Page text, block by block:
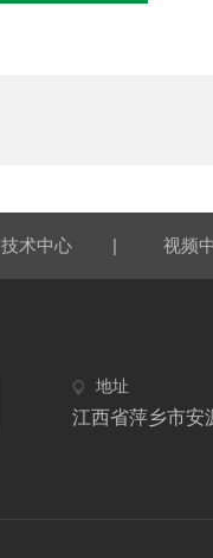
技术中心 | 视频
地址
江西省萍乡市安